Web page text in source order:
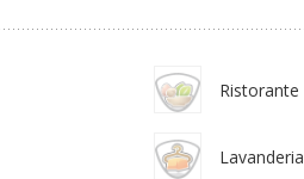
Ristorante
Lavanderia